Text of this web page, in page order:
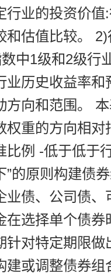
行业的投资价
和估值比较。
中1级和2级行
业历史收益率
方向和范围。
权重的方向相
比例 -低于低于
”的原则构建债
业债、公司债
在选择单个债
针对特定期限
建或调整债券